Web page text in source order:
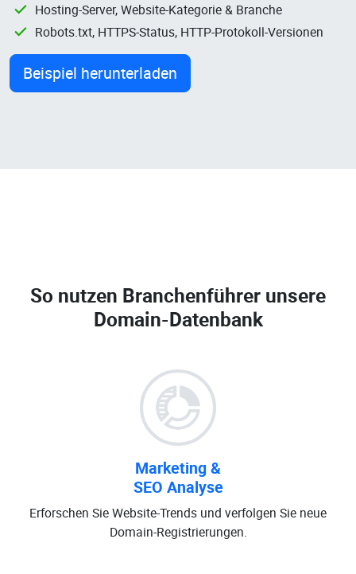
Hosting-Server, Website-Kategorie & Branche
Robots.txt, HTTPS-Status, HTTP-Protokoll-Versionen
Beispiel herunterladen
So nutzen Branchenführer unsere
Domain-Datenbank
Marketing &
SEO Analyse
Erforschen Sie Website-Trends und verfolgen Sie neue
Domain-Registrierungen.